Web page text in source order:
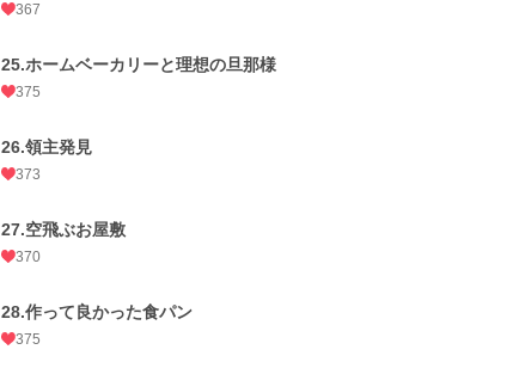
367
25.ホームベーカリーと理想の旦那様
375
26.領主発見
373
27.空飛ぶお屋敷
370
28.作って良かった食パン
375